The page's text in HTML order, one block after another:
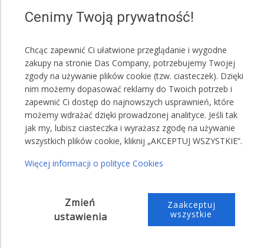
Biały
Zielony
Szary
Niebieski
UWAGA!
Jeden namiot może posiadać różne kolory maskownic.
Przykładowa treść wiadomości do sprzedającego:
zielonego"
,,Proszę o przesłanie maskownic koloru: 5
czerwonego, 4 zielonego i 1 niebieskiego"
Cenimy Twoją prywatność!
Chcąc zapewnić Ci ułatwione przeglądanie i wygodne
zakupy na stronie Das Company, potrzebujemy Twojej
zgody na używanie plików cookie (tzw. ciasteczek). Dzięki
nim możemy dopasować reklamy do Twoich potrzeb i
zapewnić Ci dostęp do najnowszych usprawnień, które
możemy wdrażać dzięki prowadzonej analityce. Jeśli tak
jak my, lubisz ciasteczka i wyrażasz zgodę na używanie
wszystkich plików cookie, kliknij „AKCEPTUJ WSZYSTKIE”.
Więcej informacji o polityce Cookies
Zmień
ustawienia
Zaakceptuj
wszystkie